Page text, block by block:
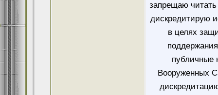
запрещаю читать
дискредитирую
в целях
публичные
Вооруженных